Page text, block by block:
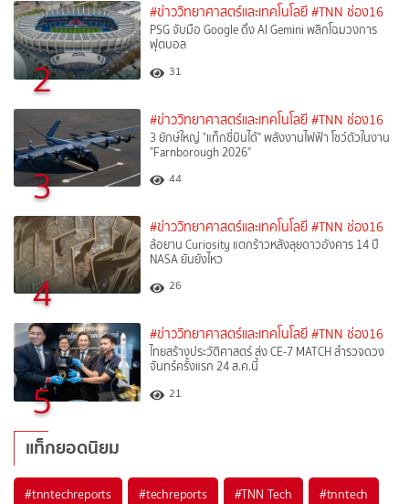
2
#ข่าววิทยาศาสตร์และเทคโนโลยี #TNN ช่อง16
PSG จับมือ Google ดึง AI Gemini พลิกโฉมวงการ
ฟุตบอล
31
3
#ข่าววิทยาศาสตร์และเทคโนโลยี #TNN ช่อง16
3 ยักษ์ใหญ่ "แท็กซี่บินได้" พลังงานไฟฟ้า โชว์ตัวในงาน
"Farnborough 2026"
44
4
#ข่าววิทยาศาสตร์และเทคโนโลยี #TNN ช่อง16
ล้อยาน Curiosity แตกร้าวหลังลุยดาวอังคาร 14 ปี
NASA ยันยังไหว
26
5
#ข่าววิทยาศาสตร์และเทคโนโลยี #TNN ช่อง16
ไทยสร้างประวัติศาสตร์ ส่ง CE-7 MATCH สำรวจดวง
จันทร์ครั้งแรก 24 ส.ค.นี้
21
แท็กยอดนิยม
#tnntechreports #techreports #TNN Tech #tnntech